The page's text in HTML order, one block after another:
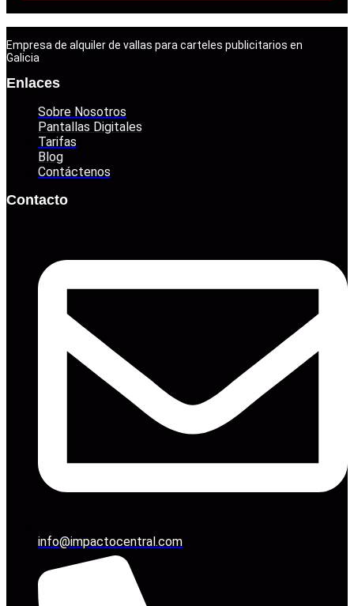
Empresa de alquiler de vallas para carteles publicitarios en
Galicia
Enlaces
Sobre Nosotros
Pantallas Digitales
Tarifas
Blog
Contáctenos
Contacto
info@impactocentral.com